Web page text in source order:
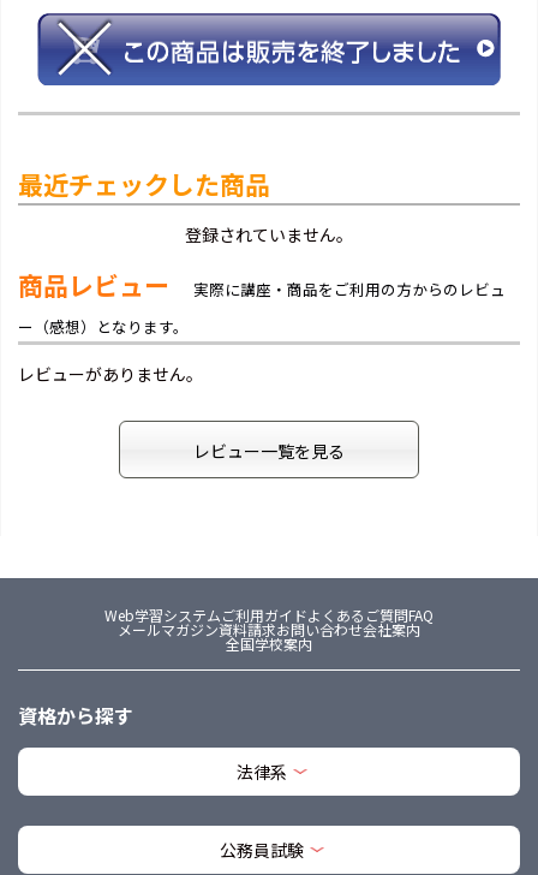
最近チェックした商品
登録されていません。
商品レビュー
実際に講座・商品をご利用の方からのレビュ
ー（感想）となります。
レビューがありません。
レビュー一覧を見る
Web学習システムご利用ガイドよくあるご質問FAQ
メールマガジン資料請求お問い合わせ会社案内
全国学校案内
資格から探す
法律系
公務員試験